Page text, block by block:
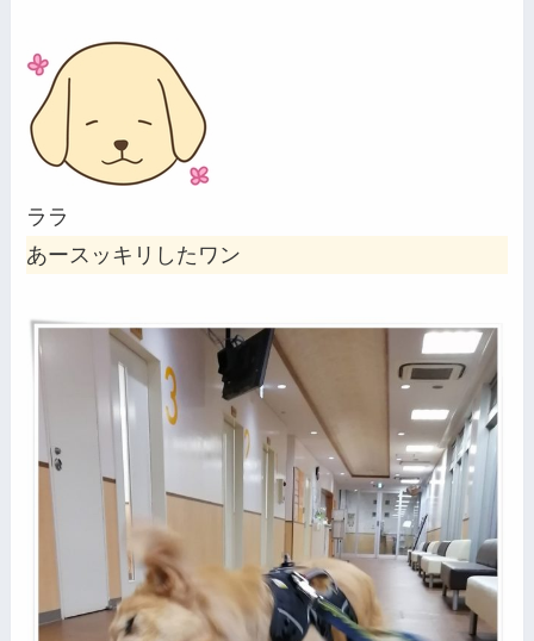
ララ
あースッキリしたワン